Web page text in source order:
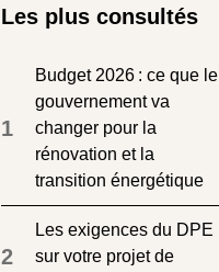
Les plus consultés
1
Budget 2026 : ce que le
gouvernement va
changer pour la
rénovation et la
transition énergétique
2
Les exigences du DPE
sur votre projet de